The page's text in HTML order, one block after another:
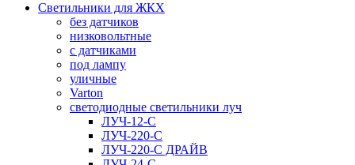
Светильники для ЖКХ
без датчиков
низковольтные
с датчиками
под лампу
уличные
Varton
светодиодные светильники луч
ЛУЧ-12-С
ЛУЧ-220-С
ЛУЧ-220-С ДРАЙВ